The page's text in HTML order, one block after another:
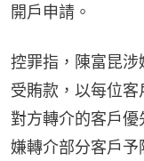
開戶申請。
控罪指，陳富昆
受賄款，以每位
對方轉介的客戶
嫌轉介部分客戶